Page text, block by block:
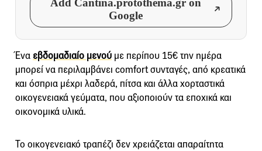
Google
Ένα εβδομαδιαίο μενού με περίπου 15€ την ημέρα
μπορεί να περιλαμβάνει comfort συνταγές, από κρεατικά
και όσπρια μέχρι λαδερά, πίτσα και άλλα χορταστικά
οικογενειακά γεύματα, που αξιοποιούν τα εποχικά και
οικονομικά υλικά.
Το οικογενειακό τραπέζι δεν χρειάζεται απαραίτητα